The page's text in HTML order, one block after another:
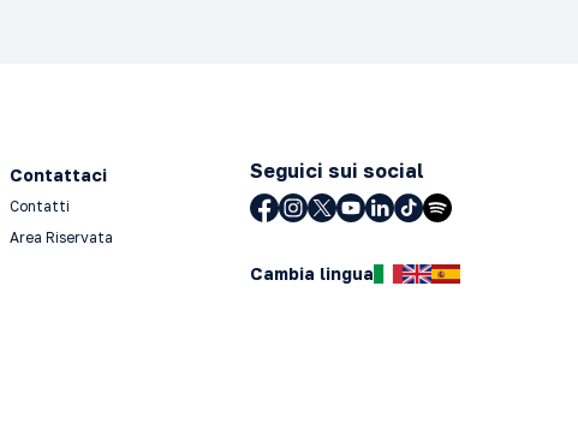
Contattaci
Contatti
Area Riservata
Seguici sui social
Cambia lingua